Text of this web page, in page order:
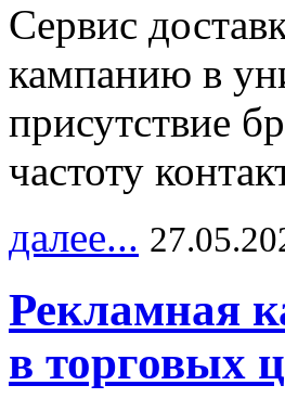
Сервис
кампанию в
присутствие
частоту
далее...
Рекламная
в торговых